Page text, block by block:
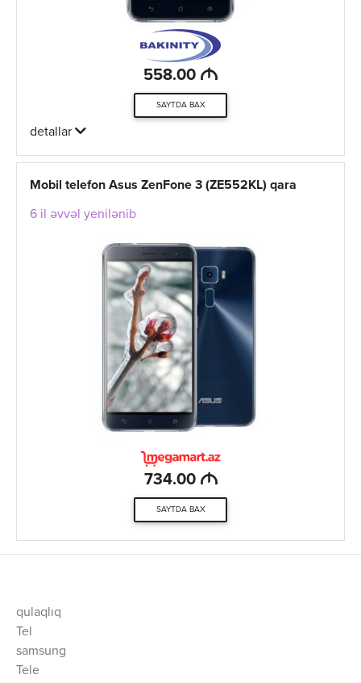
558.00 M
SAYTDA BAX
detallar
Mobil telefon Asus ZenFone 3 (ZE552KL) qara
6 il əvvəl yenilənib
734.00 M
SAYTDA BAX
qulaqlıq
Tel
samsung
Tele